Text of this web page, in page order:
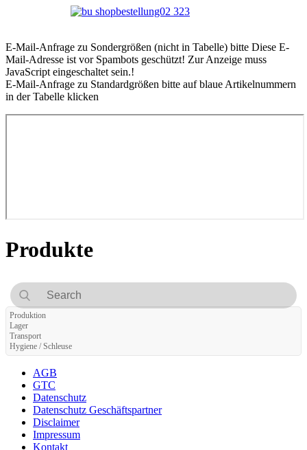
E-Mail-Anfrage zu Sondergrößen (nicht in Tabelle) bitte Diese E-
Mail-Adresse ist vor Spambots geschützt! Zur Anzeige muss
JavaScript eingeschaltet sein.!
E-Mail-Anfrage zu Standardgrößen bitte auf blaue Artikelnummern
in der Tabelle klicken
Produkte
Produktion
Lager
Transport
Hygiene / Schleuse
AGB
GTC
Datenschutz
Datenschutz Geschäftspartner
Disclaimer
Impressum
Kontakt